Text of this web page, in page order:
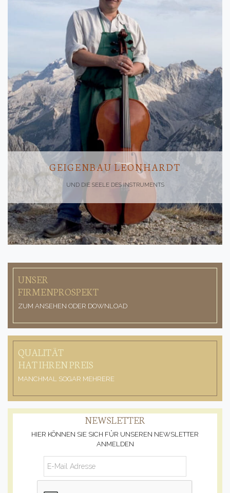
GEIGENBAU LEONHARDT
UND DIE SEELE DES INSTRUMENTS
UNSER
FIRMENPROSPEKT
ZUM ANSEHEN ODER DOWNLOAD
QUALITÄT
HAT IHREN PREIS
MANCHMAL SOGAR MEHRERE
NEWSLETTER
HIER KÖNNEN SIE SICH FÜR UNSEREN NEWSLETTER
ANMELDEN